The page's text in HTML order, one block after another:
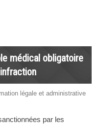
médical obligatoire
légale et administrative
par les